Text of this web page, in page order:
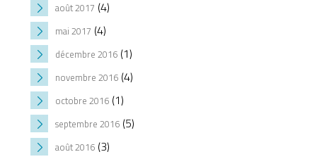
août 2017 (4)
mai 2017 (4)
décembre 2016(1)
novembre 2016(4)
octobre 2016(1)
septembre 2016(5)
août 2016(3)